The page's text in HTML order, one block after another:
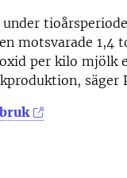
motsvarade 1,4
per kilo mjölk
säger